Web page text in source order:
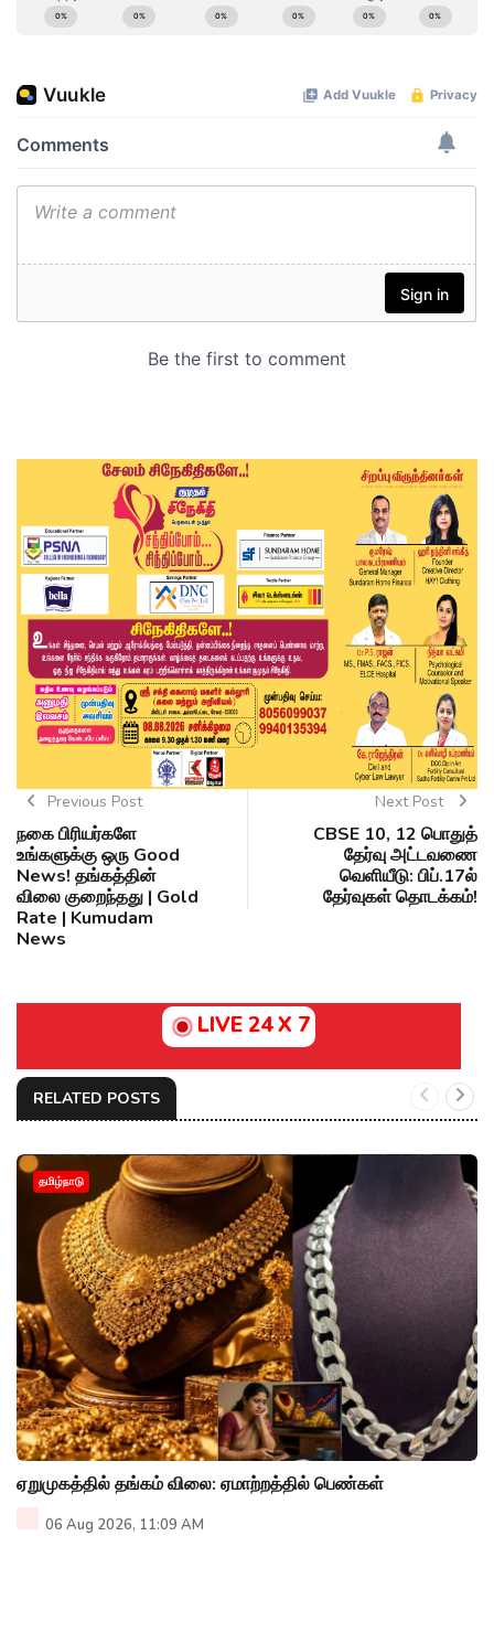
Previous Post
நகை பிரியர்களே
உங்களுக்கு ஒரு Good
News! தங்கத்தின்
விலை குறைந்தது | Gold
Rate | Kumudam
News
Next Post
CBSE 10, 12 பொதுத்
தேர்வு அட்டவணை
வெளியீடு: பிப்.17ல்
தேர்வுகள் தொடக்கம்!
LIVE 24 X 7
RELATED POSTS
தமிழ்நாடு
ஏறுமுகத்தில் தங்கம் விலை: ஏமாற்றத்தில் பெண்கள்
06 Aug 2026, 11:09 AM